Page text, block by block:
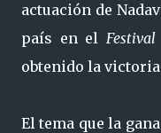
actuación de
país en el
obtenido la
El tema que la